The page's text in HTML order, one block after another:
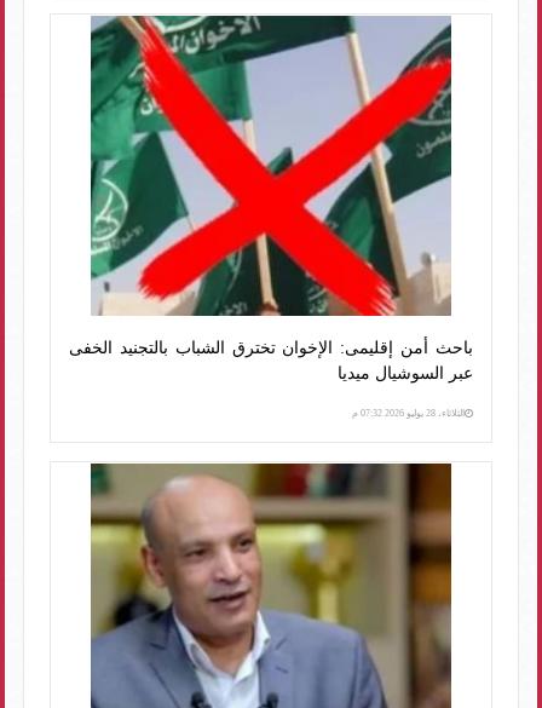
باحث أمن إقليمى: الإخوان تخترق الشباب بالتجنيد الخفى
عبر السوشيال ميديا
الثلاثاء، 28 يوليو 2026 07:32 م